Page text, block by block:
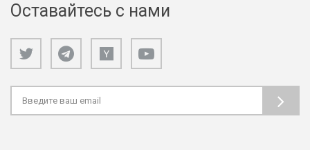
Оставайтесь с нами